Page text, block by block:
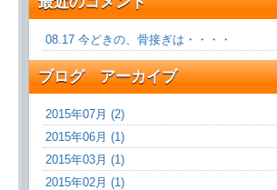
08.17 今どきの、骨接ぎは・・・・
ブログ アーカイブ
2015年07月 (2)
2015年06月 (1)
2015年03月 (1)
2015年02月 (1)